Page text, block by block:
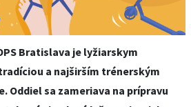
Bratislava je lyžiarskym
a najširším trénerským
Oddiel sa zameriava na prípravu